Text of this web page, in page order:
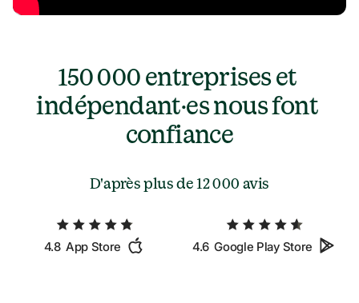
150 000 entreprises et
indépendant·es nous font
confiance
D'après plus de 12 000 avis
4.8 App Store 4.6 Google Play Store